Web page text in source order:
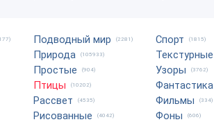
Подводный мир (2281)
Природа (105933)
Простые (904)
Птицы (10202)
Рассвет (4535)
Рисованные (4042)
Спорт (1815)
Текстурные
Узоры (3762)
Фантастика
Фильмы (334)
Фоны (606)